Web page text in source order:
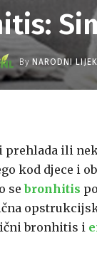
By NARODNI LIJEK
ili
kod djece i
se bronhitis
bronhitis i